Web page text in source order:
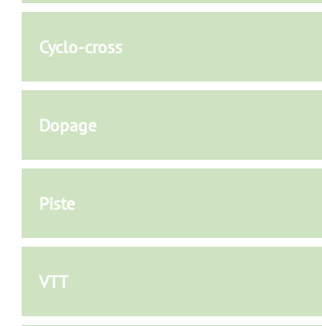
Cyclo-cross
Dopage
Piste
VTT